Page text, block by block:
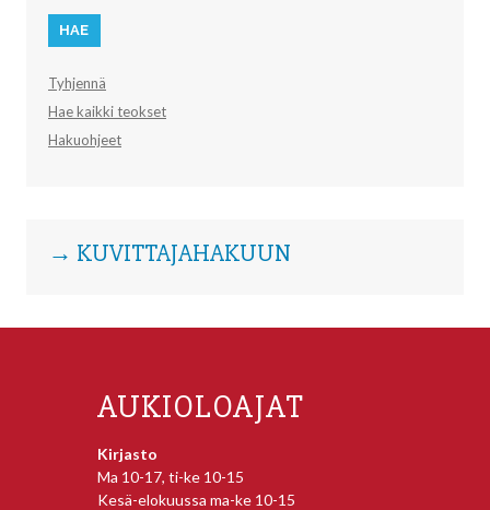
Tyhjennä
Hae kaikki teokset
Hakuohjeet
→ KUVITTAJAHAKUUN
AUKIOLOAJAT
Kirjasto
Ma 10-17, ti-ke 10-15
Kesä-elokuussa ma-ke 10-15